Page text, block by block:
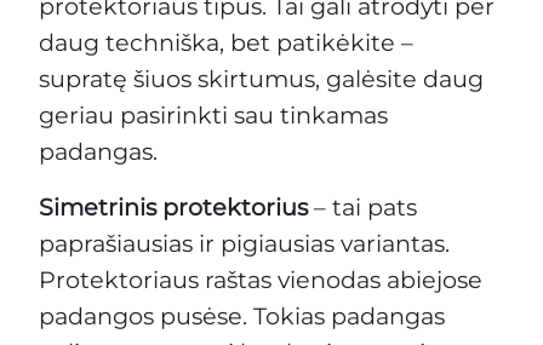
protektoriaus tipus. Tai gali atrodyti per
daug techniška, bet patikėkite –
supratę šiuos skirtumus, galėsite daug
geriau pasirinkti sau tinkamas
padangas.
Simetrinis protektorius– tai pats
paprašiausias ir pigiausias variantas.
Protektoriaus raštas vienodas abiejose
padangos pusėse. Tokias padangas